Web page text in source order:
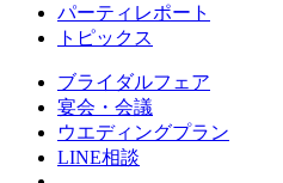
パーティレポート
トピックス
ブライダルフェア
宴会・会議
ウエディングプラン
LINE相談